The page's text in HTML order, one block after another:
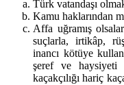
Türk vatandaşı
Kamu haklarından
Affa uğramış
suçlarla, irtikâp,
inancı kötüye
şeref ve haysiyeti
kaçakçılığı hariç